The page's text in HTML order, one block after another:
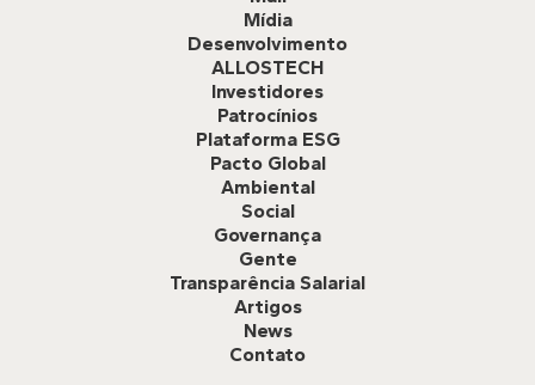
Mídia
Desenvolvimento
ALLOSTECH
Investidores
Patrocínios
Plataforma ESG
Pacto Global
Ambiental
Social
Governança
Gente
Transparência Salarial
Artigos
News
Contato